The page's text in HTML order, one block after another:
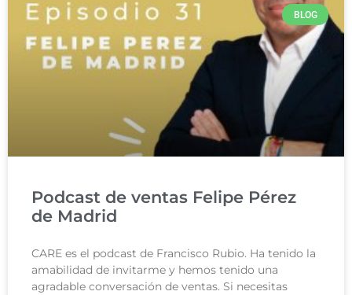
BLOG
Podcast de ventas Felipe Pérez
de Madrid
CARE es el podcast de Francisco Rubio. Ha tenido la
amabilidad de invitarme y hemos tenido una
agradable conversación de ventas. Si necesitas